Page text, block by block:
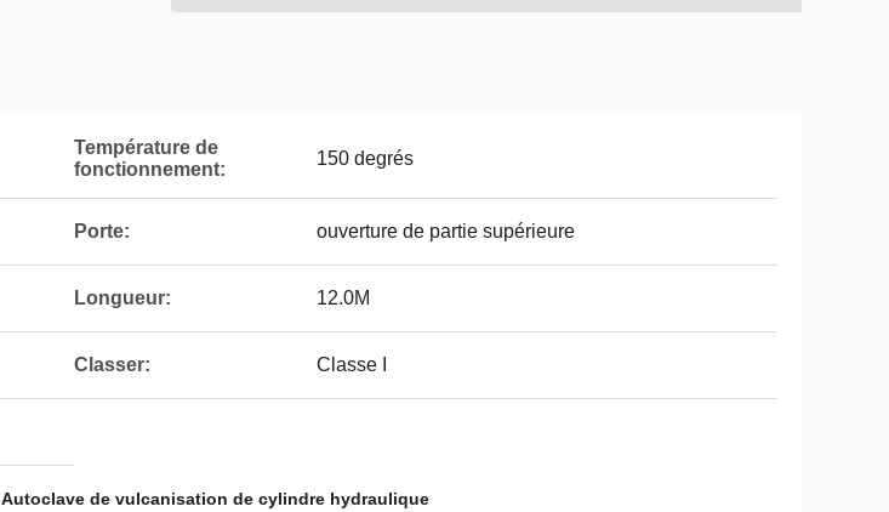
Température de
fonctionnement:
150 degrés
Porte: ouverture de partie supérieure
Longueur: 12.0M
Classer: Classe I
Autoclave de vulcanisation de cylindre hydraulique